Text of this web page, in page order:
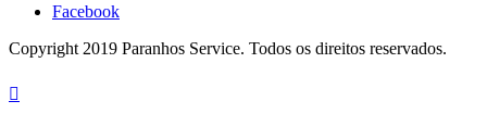
Facebook
Copyright 2019 Paranhos Service. Todos os direitos reservados.
